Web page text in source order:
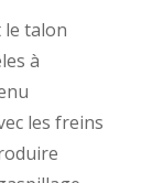
talon
à
les freins